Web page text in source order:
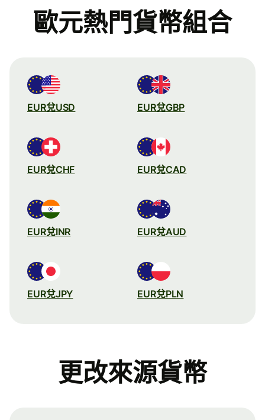
歐元熱門貨幣組合
EUR兌USD EUR兌GBP
EUR兌CHF EUR兌CAD
EUR兌INR EUR兌AUD
EUR兌JPY EUR兌PLN
更改來源貨幣